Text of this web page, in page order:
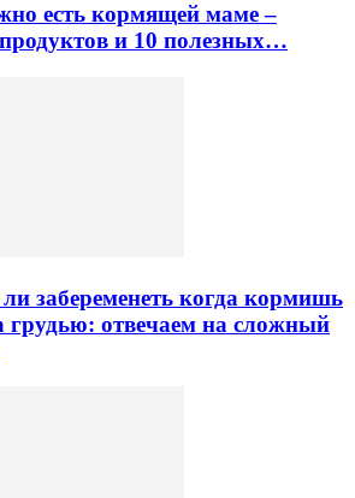
есть кормящей маме –
и 10 полезных…
забеременеть когда кормишь
грудью: отвечаем на сложный